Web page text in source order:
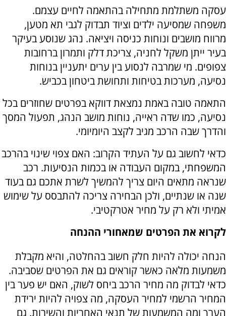
עסקה משתלמת מתחילה בהתאמה לחיים עצמם.
משפחה שמסיעה ילדים וציוד תבדוק לגבי תא מטען,
מרווח מושבים ונוחות כניסה ויציאה. נהג שנוסע בעיקר
בעיר ייתן משקל לחניה, צריכת דלק ותמרון ברחובות
צפופים. מי שמרבה לנסוע בין ערים יתעניין בנוחות
נסיעה, מערכות בטיחות ותחושת ביטחון בכביש.
התאמה טובה באמת נמצאת דווקא בפרטים שחוזרים בכל
נסיעה, כמו שדה ראייה, נוחות מושב הנהג, תפעול המסך
והדרך שבה הרכב מגיב לקצב היומיומי.
כדאי לחשוב גם על העתיד הקרוב: האם צפוי שינוי בהרכב
המשפחתי, במקום העבודה או בכמות הנסיעות. רכב
שנראה מתאים היום צריך להמשיך לשרת אתכם גם בעוד
שנה או שנתיים, ולכן הבחירה צריכה להתבסס על שימוש
אמיתי ולא רק על מחיר אטרקטיבי.
לקרוא את הפרטים שמאחורי ההנחה
הנחה יכולה להיות חלק חשוב בהחלטה, והיא מקבלת
משמעות מלאה כאשר קוראים גם את הפרטים שסביבה.
כדאי לבדוק מה מחיר הרכב ביחס לשוק, האם יש פער בין
המחיר הרשמי למחיר העסקה, מה צפויה להיות ירידת
הערך ומה המשמעות של תנאי האחריות והשירות. גם